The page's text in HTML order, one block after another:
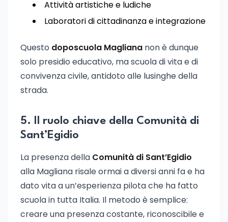
Attività artistiche e ludiche
Laboratori di cittadinanza e integrazione
Questo doposcuola Magliana non è dunque
solo presidio educativo, ma scuola di vita e di
convivenza civile, antidoto alle lusinghe della
strada.
5. Il ruolo chiave della Comunità di
Sant’Egidio
La presenza della Comunità di Sant’Egidio
alla Magliana risale ormai a diversi anni fa e ha
dato vita a un’esperienza pilota che ha fatto
scuola in tutta Italia. Il metodo è semplice:
creare una presenza costante, riconoscibile e